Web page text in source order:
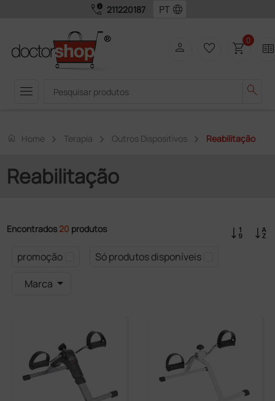
call_quality 211220187 language
menu search
person favorite_border shopping_cart0 two_pager
home Home Terapia Outros Dispositivos Reabilitação
Reabilitação
Encontrados 20 produtos
promoção
Só produtos disponíveis
Marca